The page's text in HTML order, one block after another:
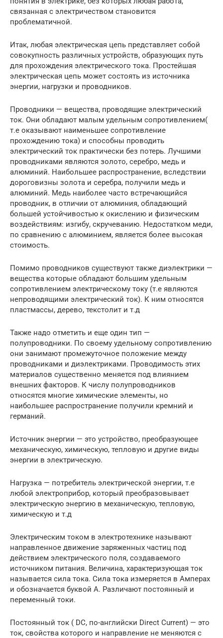
связанная с электричеством становится
проблематичной.
Итак, любая электрическая цепь представляет собой
совокупность различных устройств, образующих путь
для прохождения электрического тока. Простейшая
электрическая цепь может состоять из источника
энергии, нагрузки и проводников.
Проводники — вещества, проводящие электрический
ток. Они обладают малым удельным сопротивлением(
т.е оказывают наименьшее сопротивление
прохождению тока) и способны проводить
электрический ток практически без потерь. Лучшими
проводниками являются золото, серебро, медь и
алюминий. Наибольшее распространение, вследствии
дороговизны золота и серебра, получили медь и
алюминий. Медь наиболее часто встречающийся
проводник, в отличии от алюминия, обладающий
большей устойчивостью к окислению и физическим
воздействиям: изгибу, скручеванию. Недостатком меди,
по сравнению с алюминием, является более высокая
стоимость.
Помимо проводников существуют также диэлектрики —
вещества которые обладают большим удельным
сопротивлением электрическому току (т.е являются
непроводящими электрический ток). К ним относятся
пластмассы, дерево, текстолит и т.д
Также надо отметить и еще один тип —
полупроводники. По своему удельному сопротивлению
они занимают промежуточное положение между
проводниками и диэлектриками. Проводимость этих
материалов существенно меняется под влиянием
внешних факторов. К числу полупроводников
относятся многие химические элементы, но
наибольшее распространение получили кремний и
германий.
Источник энергии — это устройство, преобразующее
механическую, химическую, тепловую и другие виды
энергии в электрическую.
Нагрузка — потребитель электрической энергии, т.е
любой электроприбор, который преобразовывает
электрическую энергию в механическую, тепловую,
химическую и т.д
Электрическим током в электротехнике называют
направленное движение заряженных частиц под
действием электрического поля, создаваемого
источником питания. Величина, характеризующая ток
называется сила тока. Сила тока измеряется в Амперах
и обозначается буквой А. Различают постоянный и
переменный токи.
Постоянный ток ( DC, по-английски Direct Current) — это
ток, свойства которого и направление не меняются с